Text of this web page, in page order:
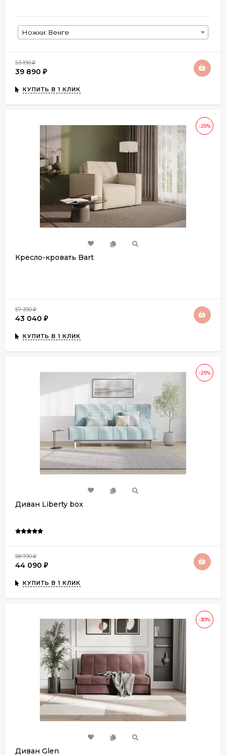
Ножки: Венге
53 190₽
39 890 ₽
КУПИТЬ В 1 КЛИК
-25%
Кресло-кровать Bart
57 390₽
43 040 ₽
КУПИТЬ В 1 КЛИК
-25%
Диван Liberty box
58 790₽
44 090 ₽
КУПИТЬ В 1 КЛИК
-30%
Диван Glen